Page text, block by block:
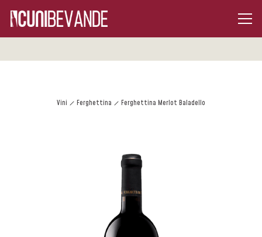
Vini Ferghettina Ferghettina Merlot Baladello